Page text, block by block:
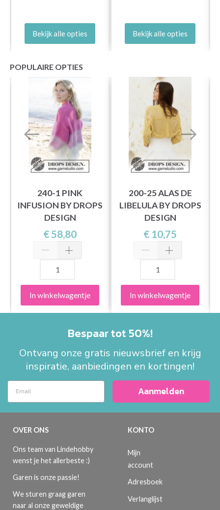
Bekijk alle opties Bekijk alle opties
POPULAIRE OPTIES
240-1 PINK
INFUSION BY DROPS
DESIGN
€ 58,80
In winkelwagentje
200-25 ALAS DE
LIBELULA BY DROPS
DESIGN
€ 10,75
In winkelwagentje
Bespaar tot 50%!
Ontvang onze gratis nieuwsbrief en krijg
inspiratie, aanbiedingen en kortingen!
Aanmelden
OVER ONS
Ons team van Lindehobby
wenst je het allerbeste :)
Garen is onze passie!
We sturen graag garen
naar al onze geweldige
KONTO
Mijn
account
Adresboek
Verlanglijst